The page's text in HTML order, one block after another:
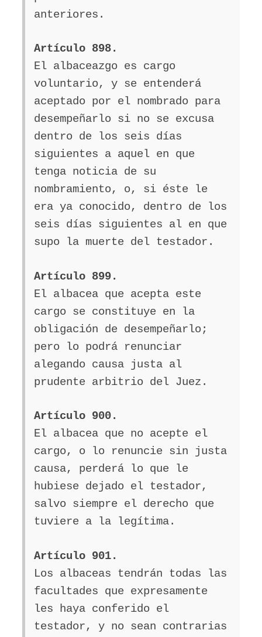
anteriores.
Artículo 898.
El albaceazgo es cargo
voluntario, y se entenderá
aceptado por el nombrado para
desempeñarlo si no se excusa
dentro de los seis días
siguientes a aquel en que
tenga noticia de su
nombramiento, o, si éste le
era ya conocido, dentro de los
seis días siguientes al en que
supo la muerte del testador.
Artículo 899.
El albacea que acepta este
cargo se constituye en la
obligación de desempeñarlo;
pero lo podrá renunciar
alegando causa justa al
prudente arbitrio del Juez.
Artículo 900.
El albacea que no acepte el
cargo, o lo renuncie sin justa
causa, perderá lo que le
hubiese dejado el testador,
salvo siempre el derecho que
tuviere a la legítima.
Artículo 901.
Los albaceas tendrán todas las
facultades que expresamente
les haya conferido el
testador, y no sean contrarias